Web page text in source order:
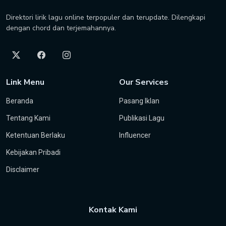
Direktori lirik lagu online terpopuler dan terupdate. Dilengkapi
dengan chord dan terjemahannya.
Link Menu
Beranda
Tentang Kami
Ketentuan Berlaku
Kebijakan Pribadi
Disclaimer
Our Services
Pasang Iklan
Publikasi Lagu
Influencer
Kontak Kami